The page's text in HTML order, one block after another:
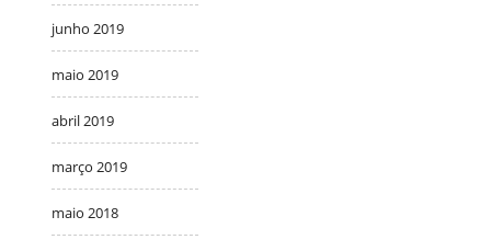
junho 2019
maio 2019
abril 2019
março 2019
maio 2018